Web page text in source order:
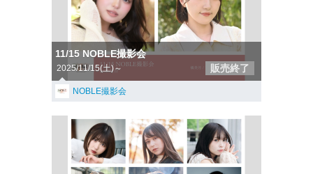
11/15 NOBLE撮影会
2025/11/15(土)～ 販売終了
NOBLE撮影会